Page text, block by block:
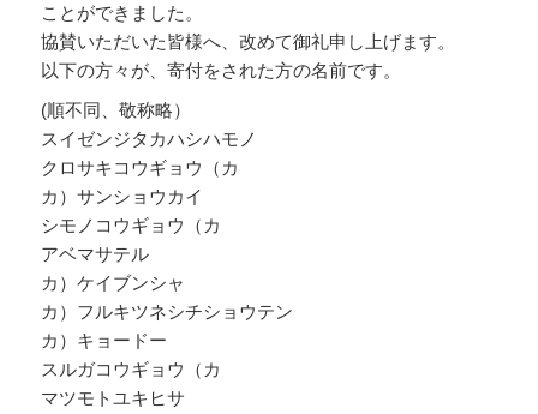
ことができました。
協賛いただいた皆様へ、改めて御礼申し上げます。
以下の方々が、寄付をされた方の名前です。
(順不同、敬称略）
スイゼンジタカハシハモノ
クロサキコウギョウ（カ
カ）サンショウカイ
シモノコウギョウ（カ
アベマサテル
カ）ケイブンシャ
カ）フルキツネシチショウテン
カ）キョードー
スルガコウギョウ（カ
マツモトユキヒサ